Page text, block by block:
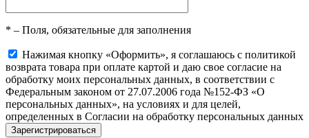
* – Поля, обязательные для заполнения
Нажимая кнопку «Оформить», я соглашаюсь с политикой
возврата товара при оплате картой и даю свое согласие на
обработку моих персональных данных, в соответствии с
Федеральным законом от 27.07.2006 года №152-ФЗ «О
персональных данных», на условиях и для целей,
определенных в Согласии на обработку персональных данных